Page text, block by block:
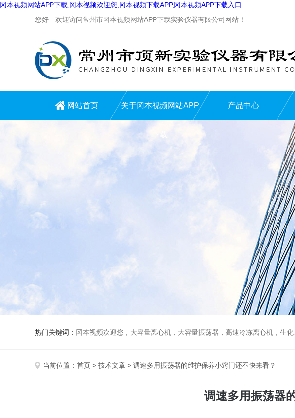
冈本视频网站APP下载,冈本视频欢迎您,冈本视频下载APP,冈本视频APP下载入口
您好！欢迎访问常州市冈本视频网站APP下载实验仪器有限公司网站！
网站首页 关于冈本视频网站APP 产品中心
热门关键词： 冈本视频欢迎您，大容量离心机，大容量振荡器，高速冷冻离心机，生化、光照、振荡培养箱，磁力搅拌器，电动搅拌器，大功率电动搅拌器，强力恒速电动搅拌器
当前位置： 首页 > 技术文章 > 调速多用振荡器的维护保养小窍门还不快来看？
调速多用振荡器的